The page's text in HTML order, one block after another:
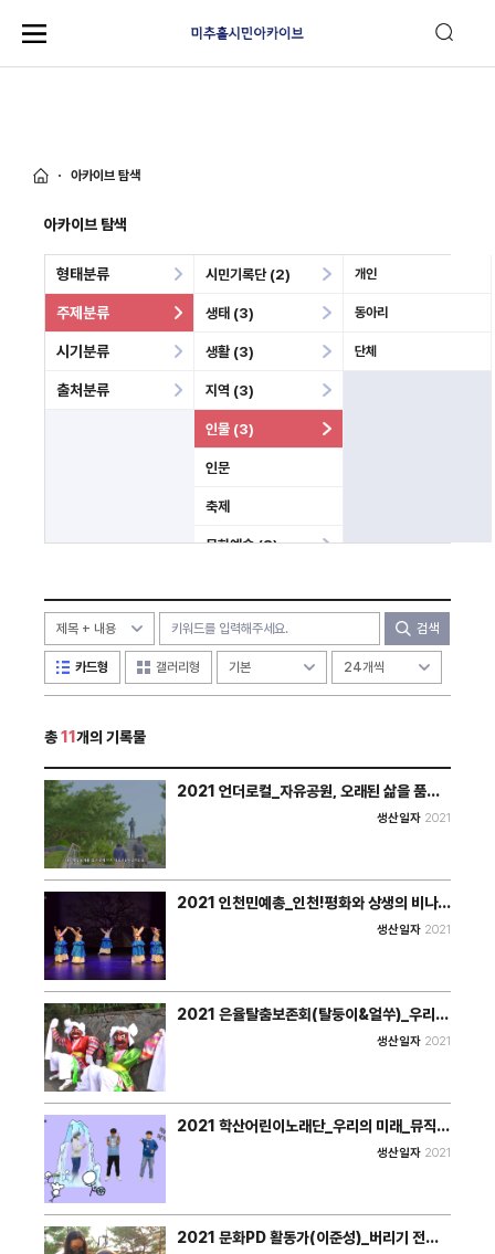
아카이브 탐색
아카이브 탐색
형태분류
주제분류
시민기록단 (2)
생태 (3)
생활 (3)
지역 (3)
인물 (3)
개인
동아리
단체
인문
축제
문화예술 (8)
미분류
시기분류
출처분류
검색
카드형 갤러리형
총11 개의 기록물
2021 언더로컬_자유공원, 오래된 삶을 품다_
생산일자 2021
2021 인천민예총_인천!평화와 상생의 비나리
생산일자 2021
2021 은율탈춤보존회(탈둥이&얼쑤)_우리도
생산일자 2021
2021 학산어린이노래단_우리의 미래_뮤직비
생산일자 2021
2021 문화PD 활동가(이준성)_버리기 전에